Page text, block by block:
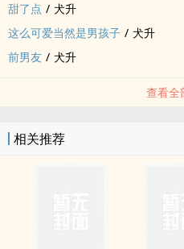
甜了点 / 犬升
这么可爱当然是男孩子 / 犬升
前男友 / 犬升
查看全
相关推荐